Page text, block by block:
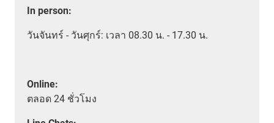
In person:
วันจันทร์ - วันศุกร์: เวลา 08.30 น. - 17.30 น.
Online:
ตลอด 24 ชั่วโมง